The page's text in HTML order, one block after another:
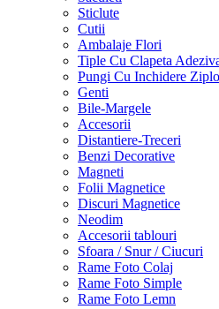
Sticlute
Cutii
Ambalaje Flori
Tiple Cu Clapeta
Pungi Cu Inchidere
Genti
Bile-Margele
Accesorii
Distantiere-Treceri
Benzi Decorative
Magneti
Folii Magnetice
Discuri Magnetice
Neodim
Accesorii tablouri
Sfoara / Snur / Ciucuri
Rame Foto Colaj
Rame Foto Simple
Rame Foto Lemn